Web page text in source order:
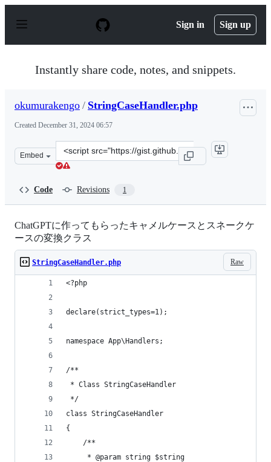
p
Sign in Sign up
Instantly share code, notes, and snippets.
okumurakengo / StringCaseHandler.php
Created December 31, 2024 06:57
Embed
Clone
this
Code Revisions 1
ChatGPTに作ってもらったキャメルケースとスネークケ
ースの変換クラス
Raw
StringCaseHandler.php
<?php
declare(strict_types=1);
namespace App\Handlers;
/**
* Class StringCaseHandler
*/
class StringCaseHandler
{
    /**
     * @param string $string